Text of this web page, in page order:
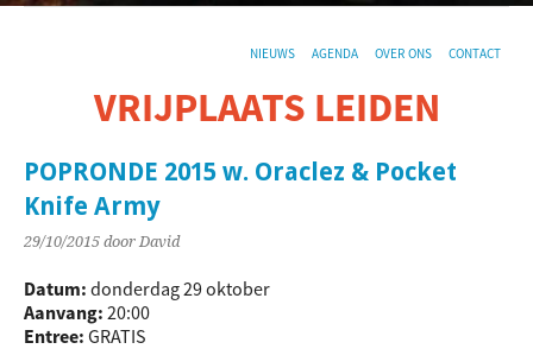
NIEUWS AGENDA OVER ONS CONTACT
VRIJPLAATS LEIDEN
POPRONDE 2015 w. Oraclez & Pocket
Knife Army
29/10/2015 door David
Datum: donderdag 29 oktober
Aanvang: 20:00
Entree: GRATIS